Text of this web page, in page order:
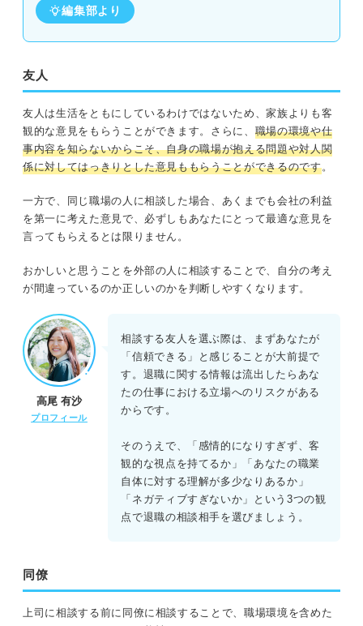
編集部より
友人
友人は生活をともにしているわけではないため、家族よりも客
観的な意見をもらうことができます。さらに、 職場の環境や仕
事内容を知らないからこそ、自身の職場が抱える問題や対人関
係に対してはっきりとした意見ももらうことができるのです。
一方で、同じ職場の人に相談した場合、あくまでも会社の利益
を第一に考えた意見で、必ずしもあなたにとって最適な意見を
言ってもらえるとは限りません。
おかしいと思うことを外部の人に相談することで、自分の考え
が間違っているのか正しいのかを判断しやすくなります。
高尾 有沙
プロフィール
相談する友人を選ぶ際は、まずあなたが
「信頼できる」と感じることが大前提で
す。退職に関する情報は流出したらあな
たの仕事における立場へのリスクがある
からです。
そのうえで、「感情的になりすぎず、客
観的な視点を持てるか」「あなたの職業
自体に対する理解が多少なりあるか」
「ネガティブすぎないか」という3つの観
点で退職の相談相手を選びましょう。
同僚
上司に相談する前に同僚に相談することで、職場環境を含めた